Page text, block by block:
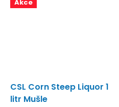
potravinářskou barvou,
Akce
CSL Corn Steep Liquor 1
litr Mušle